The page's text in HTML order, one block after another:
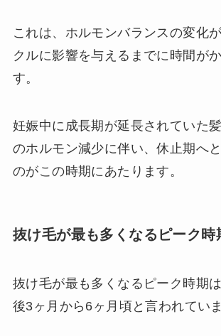
これは、ホルモンバランスの変化
クルに影響を与えるまでに時間が
す。
妊娠中に成長期が延長されていた
のホルモン減少に伴い、休止期へ
のがこの時期にあたります。
抜け毛が最も多くなるピーク時
抜け毛が最も多くなるピーク時期
後3ヶ月から6ヶ月頃と言われていま